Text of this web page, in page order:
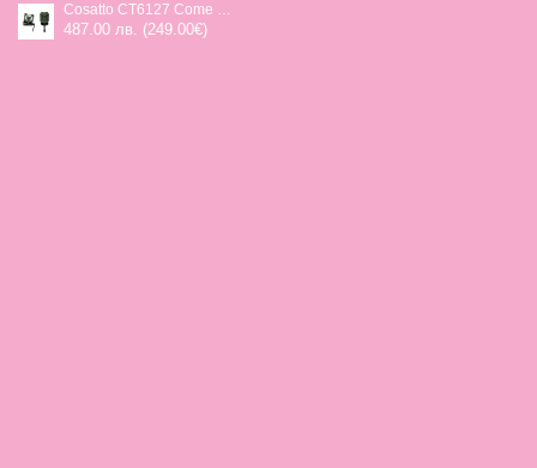
Cosatto CT6127 Come and go 2 столче за кола HOGLET
487.00 лв. (249.00€)